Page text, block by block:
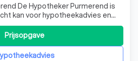
De Hypotheker Purmerend is
kan voor hypotheekadvies en
We brengen je huidige
en zetten je mogelijkheden op
Prijsopgave